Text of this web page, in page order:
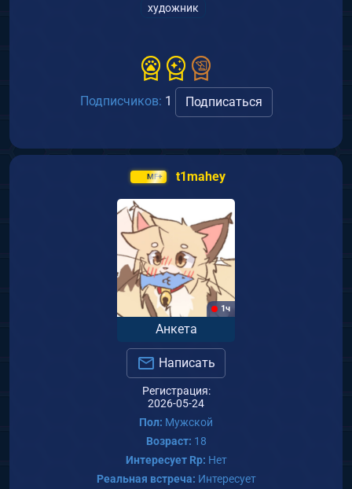
художник
Подписчиков: 1 Подписаться
MF+ t1mahey
1ч
Анкета
Написать
Регистрация:
2026-05-24
Пол: Мужской
Возраст: 18
Интересует Rp: Нет
Реальная встреча: Интересует